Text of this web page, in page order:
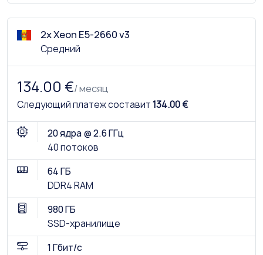
2x Xeon E5-2660 v3
Средний
134.00 €/ месяц
Следующий платеж составит134.00 €
20 ядра @ 2.6 ГГц
40 потоков
64 ГБ
DDR4 RAM
980 ГБ
SSD-хранилище
1 Гбит/с